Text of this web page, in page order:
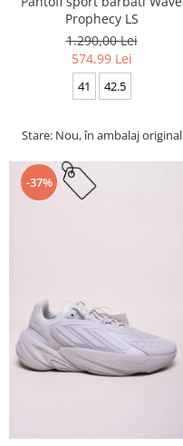
Prophecy LS
1.290,00 Lei
574,99 Lei
41 42.5
Stare: Nou, în ambalaj original
-37%